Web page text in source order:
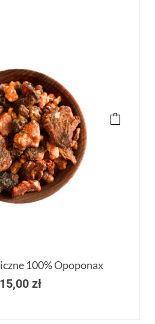
100% Opoponax
15,00 zł